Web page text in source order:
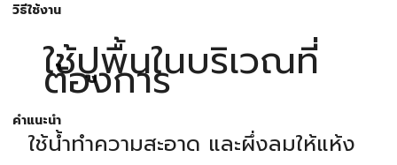
วิธีใช้งาน
ใช้ปูพื้นในบริเวณที่
ต้องการ
คำแนะนำ
ใช้น้ำทำความสะอาด และผึ่งลมให้แห้ง